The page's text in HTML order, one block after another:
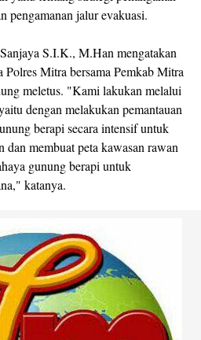
pengamanan jalur evakuasi.
S.I.K., M.Han mengatakan
Mitra bersama Pemkab Mitra
meletus. "Kami lakukan melalui
dengan melakukan pemantauan
berapi secara intensif untuk
dan membuat peta kawasan rawan
gunung berapi untuk
katanya.